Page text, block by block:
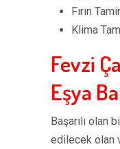
Fırın
Klima
Fevzi
Eşya
Başarılı olan
edilecek olan